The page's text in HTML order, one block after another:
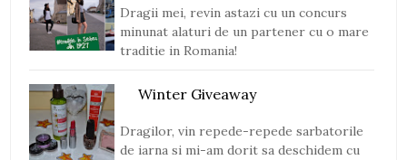
Dragii mei, revin astazi cu un concurs
minunat alaturi de un partener cu o mare
traditie in Romania!
Winter Giveaway
Dragilor, vin repede-repede sarbatorile
de iarna si mi-am dorit sa deschidem cu